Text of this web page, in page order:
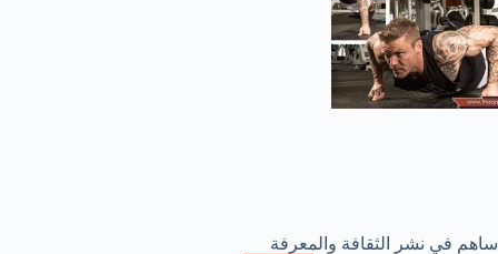
ساهم في نشر الثقافة والمعرفة